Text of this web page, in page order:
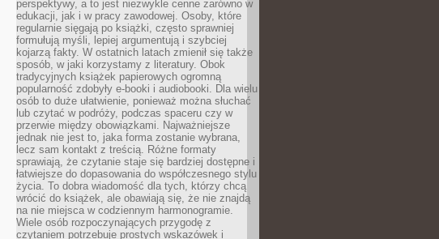
perspektywy, a to jest niezwykle cenne zarówno w
edukacji, jak i w pracy zawodowej. Osoby, które
regularnie sięgają po książki, często sprawniej
formułują myśli, lepiej argumentują i szybciej
kojarzą fakty. W ostatnich latach zmienił się także
sposób, w jaki korzystamy z literatury. Obok
tradycyjnych książek papierowych ogromną
popularność zdobyły e-booki i audiobooki. Dla wielu
osób to duże ułatwienie, ponieważ można słuchać
lub czytać w podróży, podczas spaceru czy w
przerwie między obowiązkami. Najważniejsze
jednak nie jest to, jaka forma zostanie wybrana,
lecz sam kontakt z treścią. Różne formaty
sprawiają, że czytanie staje się bardziej dostępne i
łatwiejsze do dopasowania do współczesnego stylu
życia. To dobra wiadomość dla tych, którzy chcą
wrócić do książek, ale obawiają się, że nie znajdą
na nie miejsca w codziennym harmonogramie.
Wiele osób rozpoczynających przygodę z
czytaniem potrzebuje prostych wskazówek i